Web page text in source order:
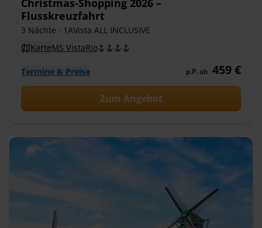
Flusskreuzfahrt
3 Nächte · 1AVista ALL INCLUSIVE
KarteMS VistaRio
Termine & Preise p.P. ab 459 €
Zum Angebot